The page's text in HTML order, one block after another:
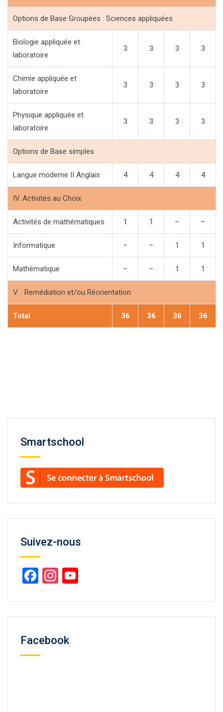
Options de Base Groupées : Sciences appliquées
Biologie appliquée et
laboratoire
3 3 3 3
Chimie appliquée et
laboratoire
3 3 3 3
Physique appliquée et
laboratoire
3 3 3 3
Options de Base simples
Langue moderne II Anglais 4 4 4 4
IV. Activités au Choix
Activités de mathématiques 1 1 – –
Informatique – – 1 1
Mathématique – – 1 1
V. Remédiation et/ou Réorientation
Total 36 36 36 36
Smartschool
Suivez-nous
Facebook
Instagram
Facebook